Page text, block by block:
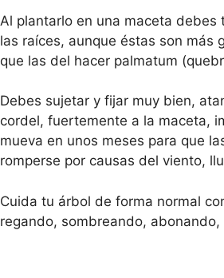
Al plantarlo en una maceta debes
las raíces, aunque éstas son más
que las del hacer palmatum
Debes sujetar y fijar muy bien,
cordel, fuertemente a la maceta,
mueva en unos meses para que
romperse por causas del viento,
Cuida tu árbol de forma normal
regando, sombreando,